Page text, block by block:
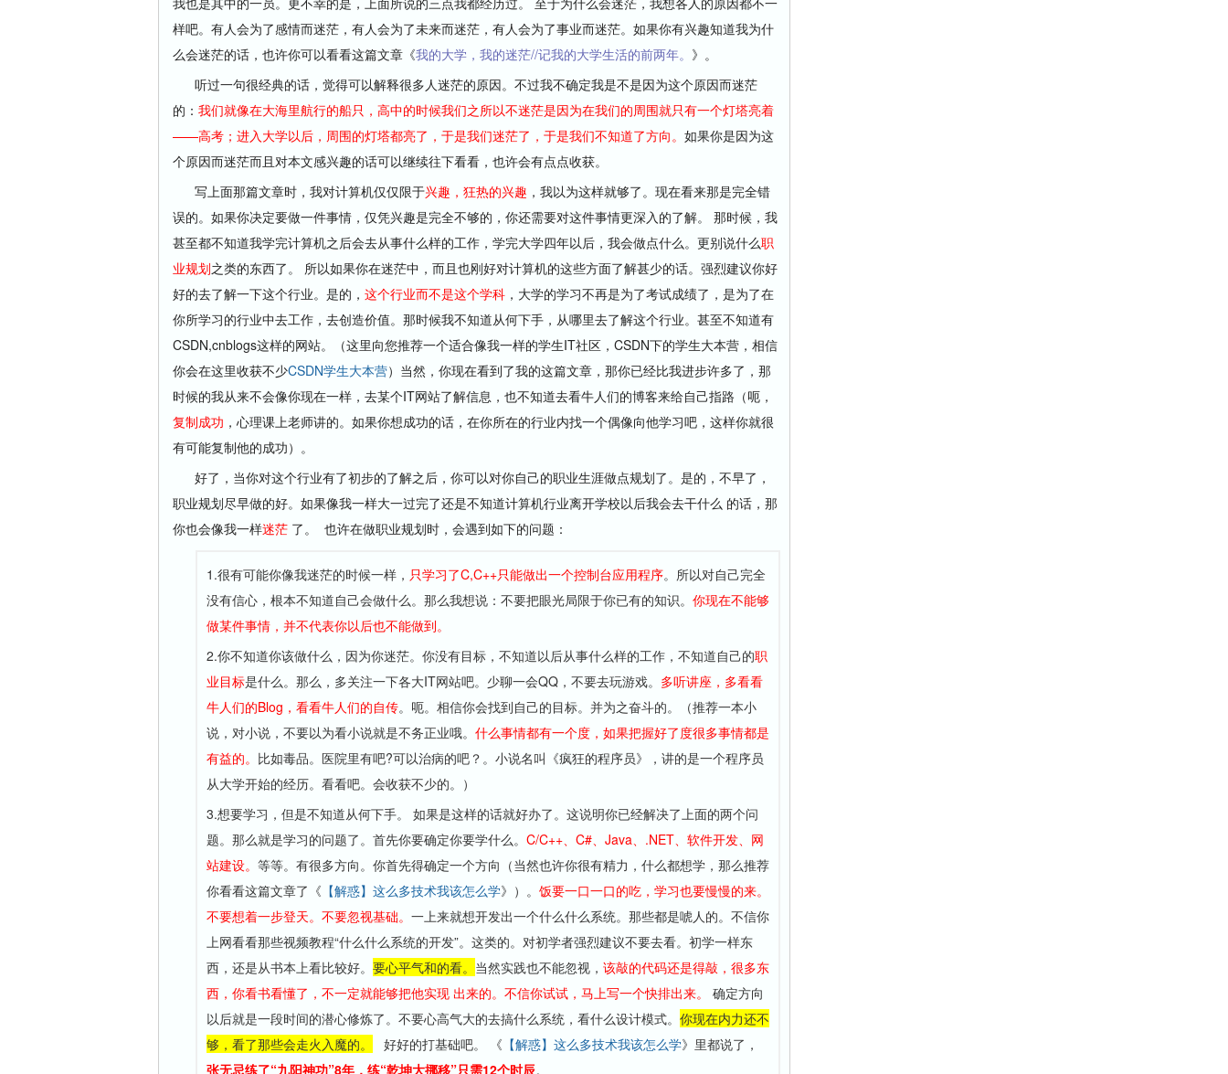
样吧。有人会为了感情而迷茫，有人会为了未来而迷茫，有人会为了事业而迷茫。如果你有兴趣知道我为什
么会迷茫的话，也许你可以看看这篇文章《我的大学，我的迷茫//记我的大学生活的前两年。 》。
听过一句很经典的话，觉得可以解释很多人迷茫的原因。不过我不确定我是不是因为这个原因而迷茫
的： 我们就像在大海里航行的船只，高中的时候我们之所以不迷茫是因为在我们的周围就只有一个灯塔亮着
——高考；进入大学以后，周围的灯塔都亮了，于是我们迷茫了，于是我们不知道了方向。 如果你是因为这
个原因而迷茫而且对本文感兴趣的话可以继续往下看看，也许会有点点收获。
写上面那篇文章时，我对计算机仅仅限于兴趣，狂热的兴趣 ，我以为这样就够了。现在看来那是完全错
误的。如果你决定要做一件事情，仅凭兴趣是完全不够的，你还需要对这件事情更深入的了解。 那时候，我
甚至都不知道我学完计算机之后会去从事什么样的工作，学完大学四年以后，我会做点什么。更别说什么职
业规划之类的东西了。 所以如果你在迷茫中，而且也刚好对计算机的这些方面了解甚少的话。强烈建议你好
好的去了解一下这个行业。是的， 这个行业而不是这个学科 ，大学的学习不再是为了考试成绩了，是为了在
你所学习的行业中去工作，去创造价值。那时候我不知道从何下手，从哪里去了解这个行业。甚至不知道有
CSDN,cnblogs这样的网站。（这里向您推荐一个适合像我一样的学生IT社区，CSDN下的学生大本营，相信
你会在这里收获不少CSDN学生大本营）当然，你现在看到了我的这篇文章，那你已经比我进步许多了，那
时候的我从来不会像你现在一样，去某个IT网站了解信息，也不知道去看牛人们的博客来给自己指路（呃，
复制成功 ，心理课上老师讲的。如果你想成功的话，在你所在的行业内找一个偶像向他学习吧，这样你就很
有可能复制他的成功）。
好了，当你对这个行业有了初步的了解之后，你可以对你自己的职业生涯做点规划了。是的，不早了，
职业规划尽早做的好。如果像我一样大一过完了还是不知道计算机行业离开学校以后我会去干什么 的话，那
你也会像我一样迷茫 了。 也许在做职业规划时，会遇到如下的问题：
1.很有可能你像我迷茫的时候一样， 只学习了C,C++只能做出一个控制台应用程序。所以对自己完全
没有信心，根本不知道自己会做什么。那么我想说：不要把眼光局限于你已有的知识。 你现在不能够
做某件事情，并不代表你以后也不能做到。
2.你不知道你该做什么，因为你迷茫。你没有目标，不知道以后从事什么样的工作，不知道自己的职
业目标是什么。那么，多关注一下各大IT网站吧。少聊一会QQ，不要去玩游戏。 多听讲座，多看看
牛人们的Blog，看看牛人们的自传。呃。相信你会找到自己的目标。并为之奋斗的。（推荐一本小
说，对小说，不要以为看小说就是不务正业哦。 什么事情都有一个度，如果把握好了度很多事情都是
有益的。 比如毒品。医院里有吧?可以治病的吧？。小说名叫《疯狂的程序员》，讲的是一个程序员
从大学开始的经历。看看吧。会收获不少的。）
3.想要学习，但是不知道从何下手。 如果是这样的话就好办了。这说明你已经解决了上面的两个问
题。那么就是学习的问题了。首先你要确定你要学什么。 C/C++、C#、Java、.NET、软件开发、网
站建设。 等等。有很多方向。你首先得确定一个方向（当然也许你很有精力，什么都想学，那么推荐
你看看这篇文章了《 【解惑】这么多技术我该怎么学》）。 饭要一口一口的吃，学习也要慢慢的来。
不要想着一步登天。不要忽视基础。 一上来就想开发出一个什么什么系统。那些都是唬人的。不信你
上网看看那些视频教程“什么什么系统的开发”。这类的。对初学者强烈建议不要去看。初学一样东
西，还是从书本上看比较好。 要心平气和的看。 当然实践也不能忽视， 该敲的代码还是得敲，很多东
西，你看书看懂了，不一定就能够把他实现 出来的。不信你试试，马上写一个快排出来。
确定方向
以后就是一段时间的潜心修炼了。不要心高气大的去搞什么系统，看什么设计模式。 你现在内力还不
够，看了那些会走火入魔的。
好好的打基础吧。 《 【解惑】这么多技术我该怎么学》里都说了，
张无忌练了“九阳神功”8年，练“乾坤大挪移”只需12个时辰。